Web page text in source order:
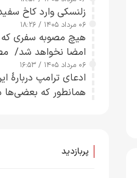
زلنسکی وارد کاخ
۰۶ مرداد ۱۴۰۵ / ۱۸:۲۶
هیچ مصوبه سفری که
امضا نخواهد شد/
قانون بودجه است+
۰۶ مرداد ۱۴۰۵ / ۱۶:۵۳
ادعای ترامپ دربارهٔ
همانطور که بعضی‌ها
پربازدید